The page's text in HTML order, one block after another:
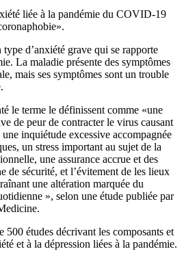
liée à la pandémie du COVID-19
d’anxiété grave qui se rapporte
La maladie présente des symptômes
mais ses symptômes sont un trouble
le terme le définissent comme «une
de peur de contracter le virus causant
inquiétude excessive accompagnée
un stress important au sujet de la
une assurance accrue et des
de sécurité, et l’évitement de les lieux
une altération marquée du
», selon une étude publiée par
500 études décrivant les composants et
et à la dépression liées à la pandémie.